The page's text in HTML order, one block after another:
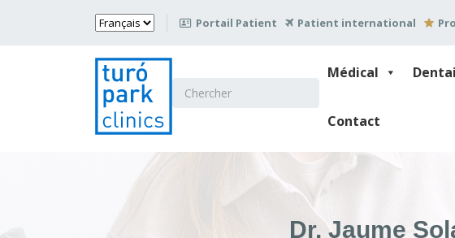
Choisir
 Portail Patient Patient international
Chercher
Médical
Contact
Dr. Jaume